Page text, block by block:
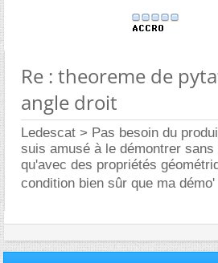
Re : theoreme de
angle droit
Ledescat > Pas besoin du
suis amusé à le démontrer
qu'avec des propriétés
condition bien sûr que ma